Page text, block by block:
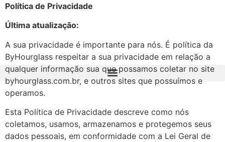
Política de Privacidade
Última atualização:
A sua privacidade é importante para nós. É política da
ByHourglass respeitar a sua privacidade em relação a
qualquer informação sua que possamos coletar no site
byhourglass.com.br, e outros sites que possuímos e
operamos.
Esta Política de Privacidade descreve como nós
coletamos, usamos, armazenamos e protegemos seus
dados pessoais, em conformidade com a Lei Geral de